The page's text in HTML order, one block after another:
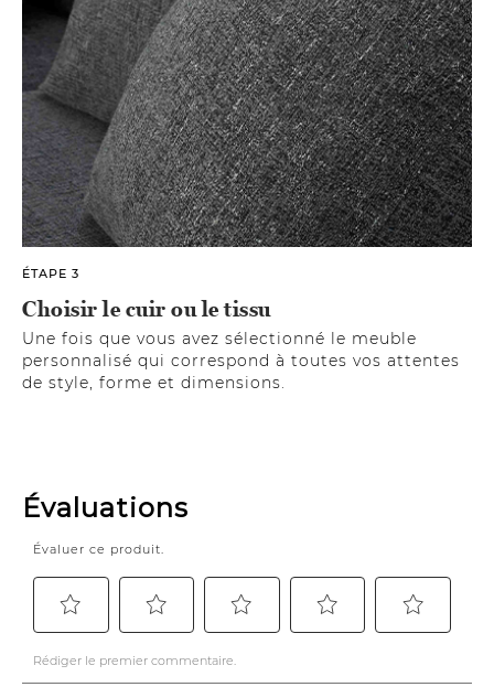
ÉTAPE 3
Choisir le cuir ou le tissu
Une fois que vous avez sélectionné le meuble
personnalisé qui correspond à toutes vos attentes
de style, forme et dimensions.